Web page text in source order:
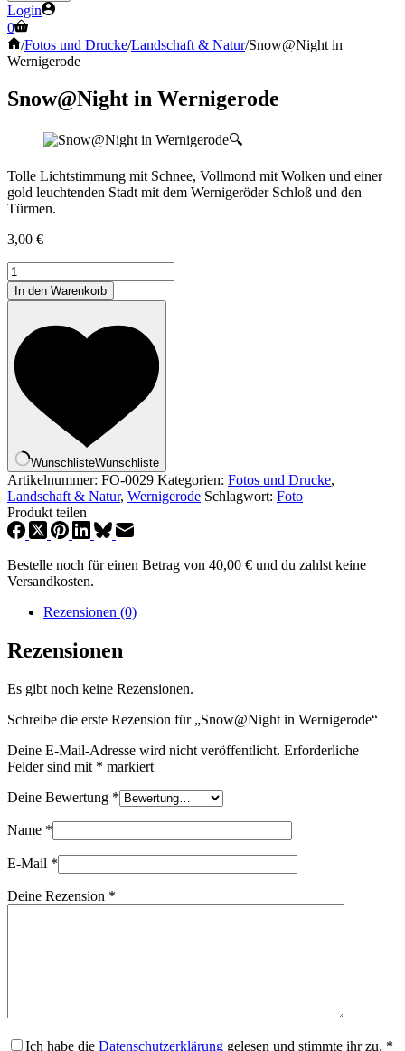
Login
Warenkorb
0
Start
/Fotos und Drucke/Landschaft & Natur/Snow@Night in
Wernigerode
Snow@Night in Wernigerode
🔍
Tolle Lichtstimmung mit Schnee, Vollmond mit Wolken und einer
gold leuchtenden Stadt mit dem Wernigeröder Schloß und den
Türmen.
3,00 €
Snow@Night
in
Wernigerode
Menge
In den Warenkorb
WunschlisteWunschliste
Artikelnummer: FO-0029 Kategorien: Fotos und Drucke,
Landschaft & Natur, Wernigerode Schlagwort: Foto
Produkt teilen
Bestelle noch für einen Betrag von 40,00 € und du zahlst keine
Versandkosten.
Rezensionen (0)
Rezensionen
Es gibt noch keine Rezensionen.
Schreibe die erste Rezension für „Snow@Night in Wernigerode“
Deine E-Mail-Adresse wird nicht veröffentlicht. Erforderliche
Felder sind mit * markiert
Deine Bewertung *
Name *
E-Mail *
Deine Rezension *
Ich habe die Datenschutzerklärung gelesen und stimmte ihr zu. *